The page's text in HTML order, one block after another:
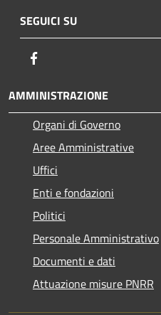
SEGUICI SU
AMMINISTRAZIONE
Organi di Governo
Aree Amministrative
Uffici
Enti e fondazioni
Politici
Personale Amministrativo
Documenti e dati
Attuazione misure PNRR